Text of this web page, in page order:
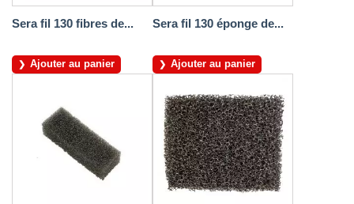
Sera fil 130 fibres de...
Ajouter au panier
Sera fil 130 éponge de...
Ajouter au panier